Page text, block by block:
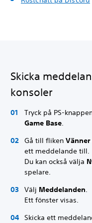
Skicka
konsoler
Tryck på PS-
Game Base.
Gå till fliken Vänner
ett meddelande till.
Du kan också välja
spelare.
Välj Meddelanden.
Ett fönster visas.
Skicka ett